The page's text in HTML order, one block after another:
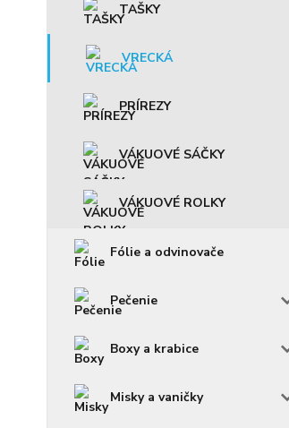
TAŠKY
VRECKÁ
PRÍREZY
VÁKUOVÉ SÁČKY
VÁKUOVÉ ROLKY
Fólie a odvinovače
Pečenie
Boxy a krabice
Misky a vaničky